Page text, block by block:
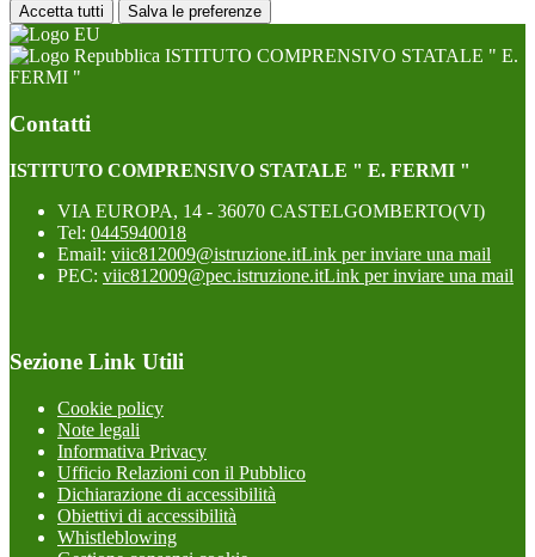
Accetta tutti Salva le preferenze
ISTITUTO COMPRENSIVO STATALE " E.
FERMI "
Contatti
ISTITUTO COMPRENSIVO STATALE " E. FERMI "
VIA EUROPA, 14 - 36070 CASTELGOMBERTO(VI)
Tel: 0445940018
Email: viic812009@istruzione.itLink per inviare una mail
PEC: viic812009@pec.istruzione.itLink per inviare una mail
Sezione Link Utili
Cookie policy
Note legali
Informativa Privacy
Ufficio Relazioni con il Pubblico
Dichiarazione di accessibilità
Obiettivi di accessibilità
Whistleblowing